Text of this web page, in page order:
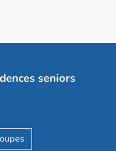
seniors